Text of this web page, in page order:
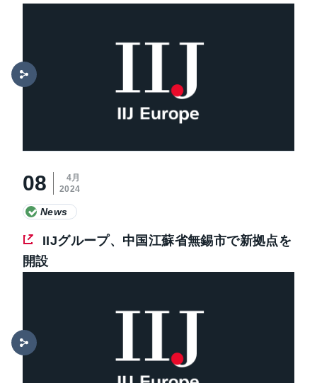
採用情報
08
4月
2024
News
IIJグループ、中国江蘇省無錫市で新拠点を
開設